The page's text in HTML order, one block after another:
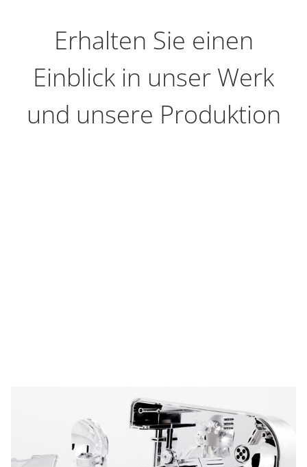
Erhalten Sie einen
Einblick in unser Werk
und unsere Produktion